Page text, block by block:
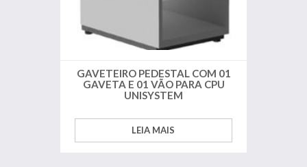
GAVETEIRO PEDESTAL COM 01
GAVETA E 01 VÃO PARA CPU
UNISYSTEM
LEIA MAIS